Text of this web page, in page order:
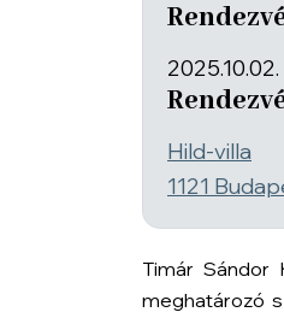
2025.10.02.
Hild-villa
1121
Timár Sándor
meghatározó